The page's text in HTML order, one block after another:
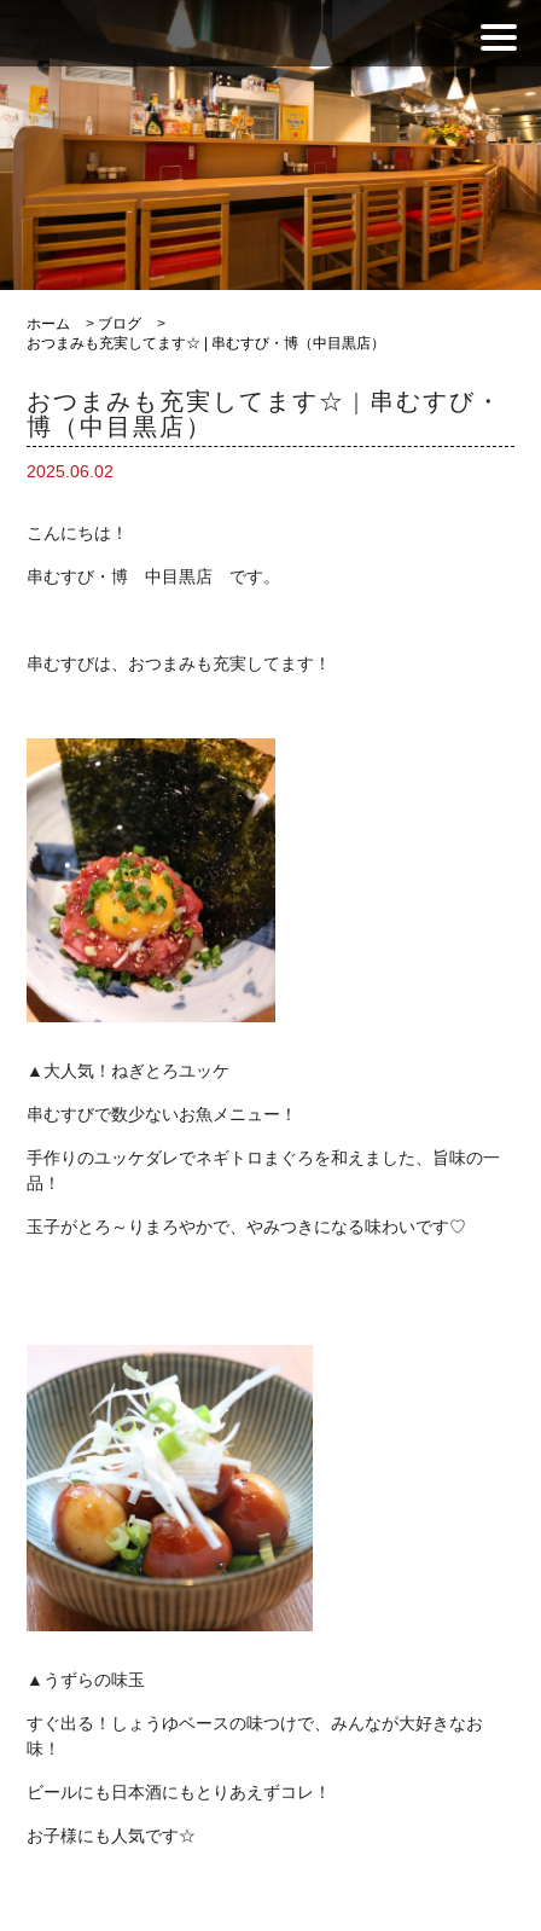
ホーム > ブログ
>
おつまみも充実してます☆ | 串むすび・博（中目黒店）
おつまみも充実してます☆ | 串むすび・
博（中目黒店）
2025.06.02
こんにちは！
串むすび・博 中目黒店 です。
串むすびは、おつまみも充実してます！
▲大人気！ねぎとろユッケ
串むすびで数少ないお魚メニュー！
手作りのユッケダレでネギトロまぐろを和えました、旨味の一
品！
玉子がとろ～りまろやかで、やみつきになる味わいです♡
▲うずらの味玉
すぐ出る！しょうゆベースの味つけで、みんなが大好きなお
味！
ビールにも日本酒にもとりあえずコレ！
お子様にも人気です☆